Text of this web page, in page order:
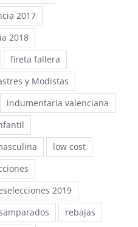
2017
2018
fireta fallera
y Modistas
indumentaria valenciana
low cost
2019
rebajas